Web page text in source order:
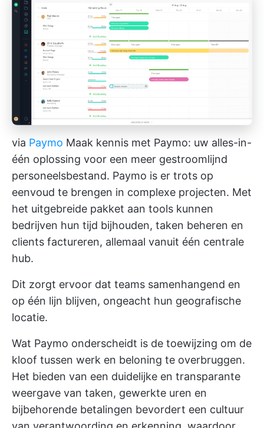
via Paymo Maak kennis met Paymo: uw alles-in-
één oplossing voor een meer gestroomlijnd
personeelsbestand. Paymo is er trots op
eenvoud te brengen in complexe projecten. Met
het uitgebreide pakket aan tools kunnen
bedrijven hun tijd bijhouden, taken beheren en
clients factureren, allemaal vanuit één centrale
hub.
Dit zorgt ervoor dat teams samenhangend en
op één lijn blijven, ongeacht hun geografische
locatie.
Wat Paymo onderscheidt is de toewijzing om de
kloof tussen werk en beloning te overbruggen.
Het bieden van een duidelijke en transparante
weergave van taken, gewerkte uren en
bijbehorende betalingen bevordert een cultuur